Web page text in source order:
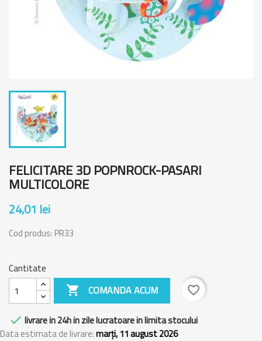
FELICITARE 3D POPNROCK-PASARI
MULTICOLORE
24,01 lei
Cod produs: PR33
Cantitate
 COMANDA ACUM favorite_border
 livrare in 24h in zile lucratoare in limita stocului
Data estimata de livrare:marți, 11 august 2026